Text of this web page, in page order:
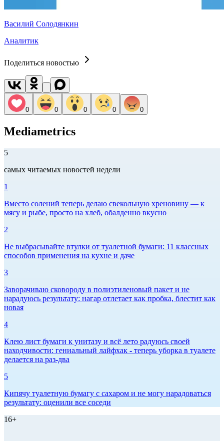
Василий Солодянкин
Аналитик
Поделиться новостью
0 0 0 0 0
Mediametrics
5
самых читаемых новостей недели
1
Вместо солений теперь делаю свекольную хреновину — к
мясу и рыбе, просто на хлеб, обалденно вкусно
2
Не выбрасывайте втулки от туалетной бумаги: 11 классных
способов применения на кухне и даче
3
Заворачиваю сковороду в полиэтиленовый пакет и не
нарадуюсь результату: нагар отлетает как пробка, блестит как
новая
4
Клею лист бумаги к унитазу и всё лето радуюсь своей
находчивости: гениальный лайфхак - теперь уборка в туалете
делается на раз-два
5
Кипячу туалетную бумагу с сахаром и не могу нарадоваться
результату: оценили все соседи
16+